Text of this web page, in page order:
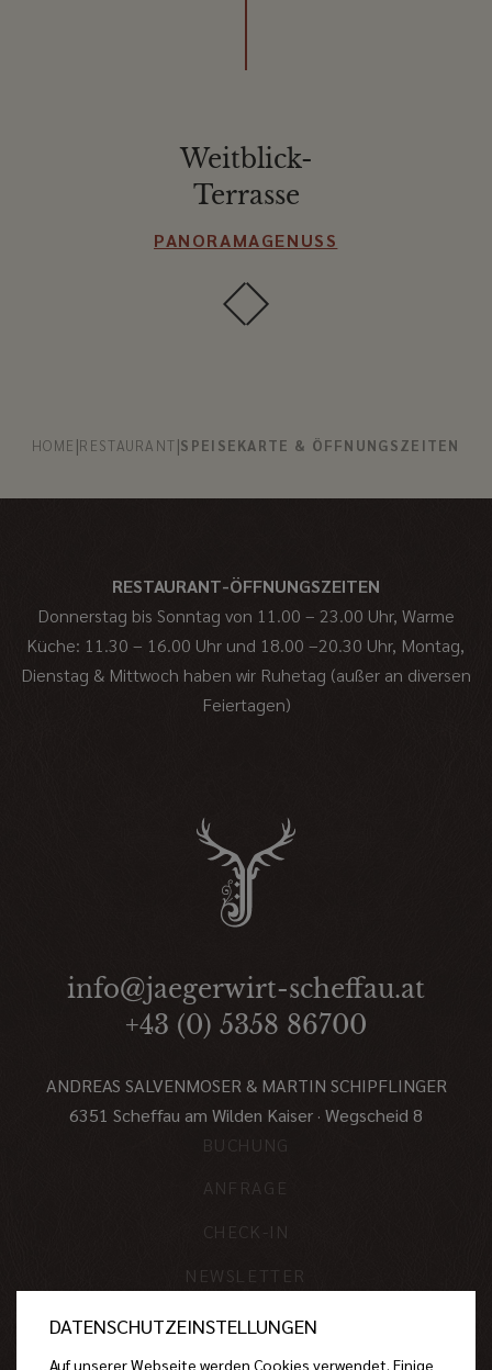
Weitblick-
Terrasse
PANORAMAGENUSS
HOME |RESTAURANT|SPEISEKARTE & ÖFFNUNGSZEITEN
RESTAURANT-ÖFFNUNGSZEITEN
Donnerstag bis Sonntag von 11.00 – 23.00 Uhr, Warme
Küche: 11.30 – 16.00 Uhr und 18.00 –20.30 Uhr, Montag,
Dienstag & Mittwoch haben wir Ruhetag (außer an diversen
Feiertagen)
BUCHUNG
ANFRAGE
CHECK-IN
NEWSLETTER
info@jaegerwirt-scheffau.at
+43 (0) 5358 86700
ANDREAS SALVENMOSER & MARTIN SCHIPFLINGER
6351 Scheffau am Wilden Kaiser · Wegscheid 8
DATENSCHUTZEINSTELLUNGEN
Auf unserer Webseite werden Cookies verwendet. Einige